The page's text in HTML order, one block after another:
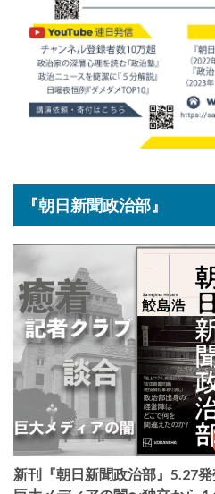
『朝日新聞政治部』
新刊『朝日新聞政治部』5.27発